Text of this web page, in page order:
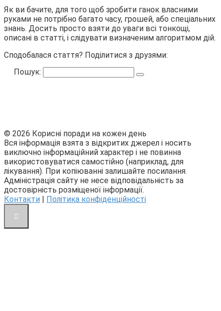
Як ви бачите, для того щоб зробити ганок власними
руками не потрібно багато часу, грошей, або спеціальних
знань. Досить просто взяти до уваги всі тонкощі,
описані в статті, і слідувати визначеним алгоритмом дій.
Сподобалася стаття? Поділитися з друзями:
Пошук:
© 2026 Корисні поради на кожен день
Вся інформація взята з відкритих джерел і носить
виключно інформаційний характер і не повинна
використовуватися самостійно (наприклад, для
лікування). При копіюванні залишайте посилання.
Адміністрація сайту не несе відповідальність за
достовірність розміщеної інформації.
Контакти
Політика конфіденційності